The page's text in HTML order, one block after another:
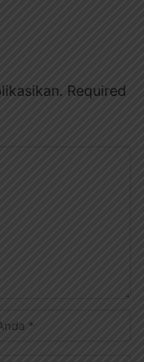
Required